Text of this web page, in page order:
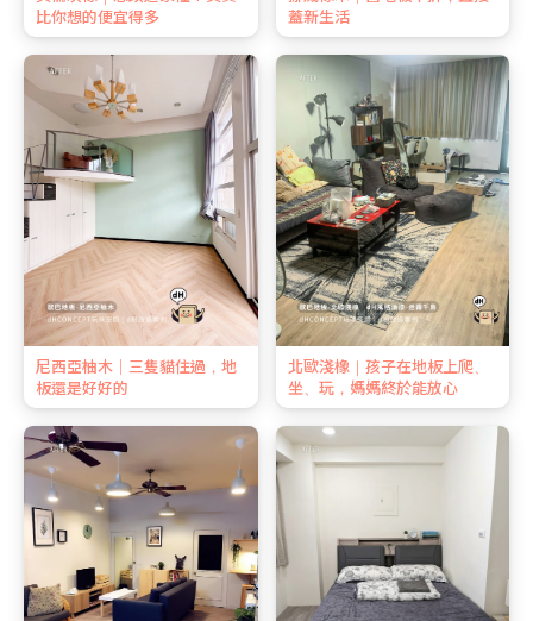
比你想的便宜得多
蓋新生活
尼西亞柚木｜三隻貓住過，地
板還是好好的
北歐淺橡｜孩子在地板上爬、
坐、玩，媽媽終於能放心